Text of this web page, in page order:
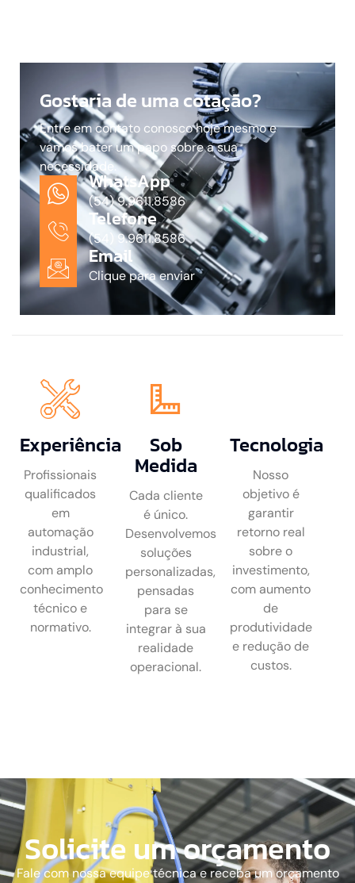
Gostaria de uma cotação?
Entre em contato conosco hoje mesmo e
vamos bater um papo sobre a sua
necessidade.
WhatsApp
(54) 9.9611.8586
Telefone
(54) 9.9611.8586
Email
Clique para enviar
Experiência
Profissionais
qualificados
em
automação
industrial,
com amplo
conhecimento
técnico e
normativo.
Sob
Medida
Cada cliente
é único.
Desenvolvemos
soluções
personalizadas,
pensadas
para se
integrar à sua
realidade
operacional.
Tecnologia
Nosso
objetivo é
garantir
retorno real
sobre o
investimento,
com aumento
de
produtividade
e redução de
custos.
Solicite um orçamento
Fale com nossa equipe técnica e receba um orçamento